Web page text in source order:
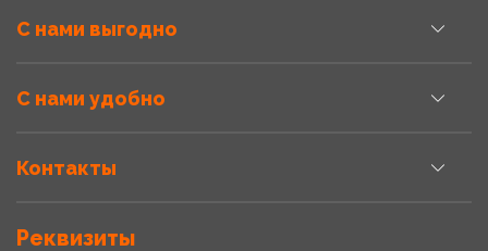
С нами выгодно
С нами удобно
Контакты
Реквизиты